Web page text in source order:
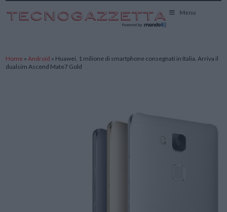
Menu
Home »Android » Huawei, 1 milione di smartphone consegnati in Italia. Arriva il
dualsim Ascend Mate7 Gold